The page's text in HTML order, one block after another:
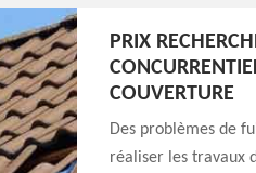
PRIX
COUVERTURE
Des problèmes de
réaliser les travaux